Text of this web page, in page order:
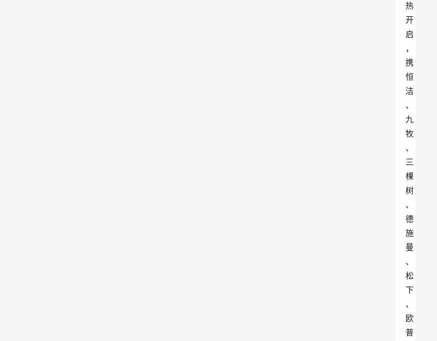
热
开
启
，
携
恒
洁
、
九
牧
、
三
棵
树
、
德
施
曼
、
松
下
、
欧
普